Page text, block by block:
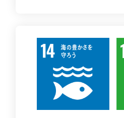
管工事施工管理技士